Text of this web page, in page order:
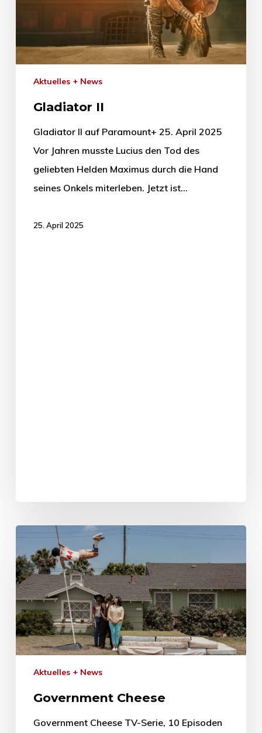
Aktuelles + News
Gladiator II
Gladiator II auf Paramount+ 25. April 2025
Vor Jahren musste Lucius den Tod des
geliebten Helden Maximus durch die Hand
seines Onkels miterleben. Jetzt ist…
25. April 2025
Aktuelles + News
Government Cheese
Government Cheese TV-Serie, 10 Episoden